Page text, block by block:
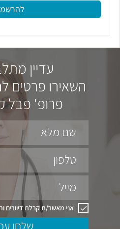
עדיין
השאירו פרטים
פרופ' פבל
שם מלא
טלפון
מייל
אני מאשר/ת קבלת דיוורים
שלחו